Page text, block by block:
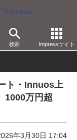
Translate
検索 Impressサイト
ト・Innuos上
1000万円超
年3月30日 17:04